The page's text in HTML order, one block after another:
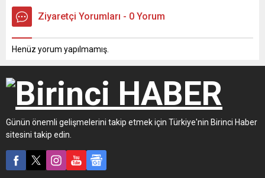
Ziyaretçi Yorumları - 0 Yorum
Henüz yorum yapılmamış.
Günün önemli gelişmelerini takip etmek için Türkiye'nin Birinci Haber
sitesini takip edin.